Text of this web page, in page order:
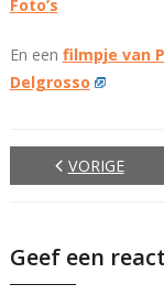
Foto’s
En een filmpje van
Delgrosso
VORIGE
Geef een